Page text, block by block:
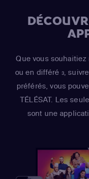
Que vous
ou en différé 3,
préférés, vous
TÉLÉSAT. Les
sont une